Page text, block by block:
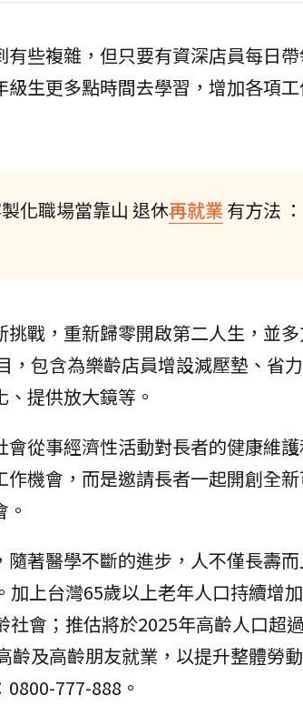
些複雜，但只要有資深店員每日
生更多點時間去學習，增加各項
化職場當靠山 退休再就業 有方法 ：
戰，重新歸零開啟第二人生，並
，包含為樂齡店員增設減壓墊、省
提供放大鏡等。
從事經濟性活動對長者的健康維
機會，而是邀請長者一起開創全
著醫學不斷的進步，人不僅長壽
上台灣65歲以上老年人口持續增
會；推估將於2025年高齡人口超
齡及高齡朋友就業，以提升整體勞
777-888。